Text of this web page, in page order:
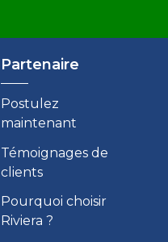
Partenaire
Postulez
maintenant
Témoignages de
clients
Pourquoi choisir
Riviera ?